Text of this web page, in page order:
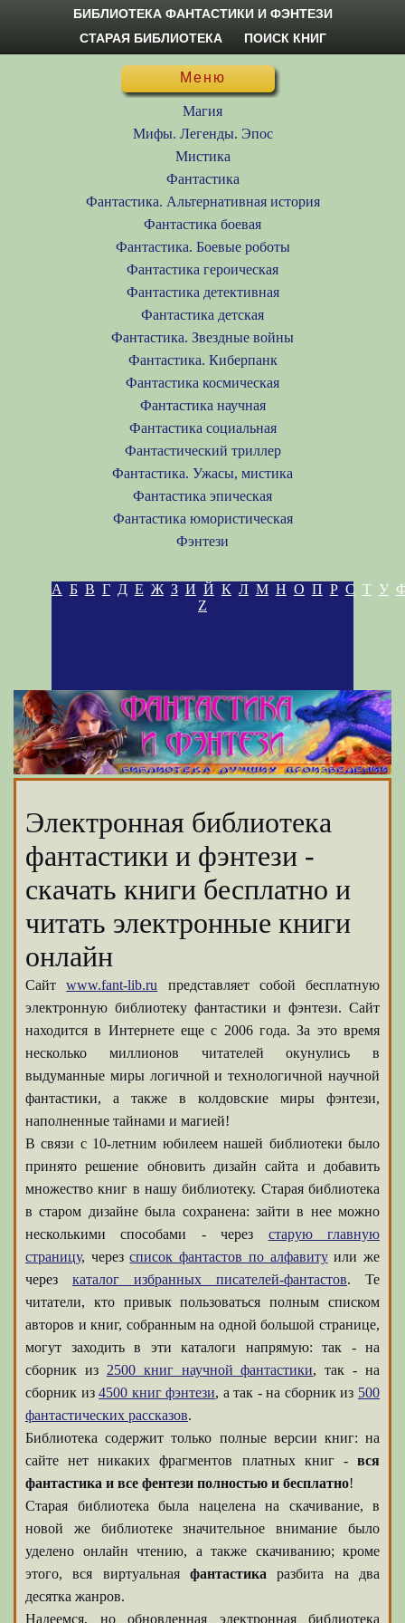
БИБЛИОТЕКА ФАНТАСТИКИ И ФЭНТЕЗИ
СТАРАЯ БИБЛИОТЕКА
ПОИСК КНИГ
Меню
Магия
Мифы. Легенды. Эпос
Мистика
Фантастика
Фантастика. Альтернативная история
Фантастика боевая
Фантастика. Боевые роботы
Фантастика героическая
Фантастика детективная
Фантастика детская
Фантастика. Звездные войны
Фантастика. Киберпанк
Фантастика космическая
Фантастика научная
Фантастика социальная
Фантастический триллер
Фантастика. Ужасы, мистика
Фантастика эпическая
Фантастика юмористическая
Фэнтези
А Б В Г Д Е Ж З И Й К Л М Н О П Р С Т У
Z
Электронная библиотека
фантастики и фэнтези -
скачать книги бесплатно и
читать электронные книги
онлайн
Сайтwww.fant-lib.ru представляет собой бесплатную
электронную библиотеку фантастики и фэнтези. Сайт
находится в Интернете еще с 2006 года. За это время
несколько миллионов читателей окунулись в
выдуманные миры логичной и технологичной научной
фантастики, а также в колдовские миры фэнтези,
наполненные тайнами и магией!
В связи с 10-летним юбилеем нашей библиотеки было
принято решение обновить дизайн сайта и добавить
множество книг в нашу библиотеку. Старая библиотека
в старом дизайне была сохранена: зайти в нее можно
несколькими способами - через старую главную
страницу, черезсписок фантастов по алфавитуили же
через каталог избранных писателей-фантастов. Те
читатели, кто привык пользоваться полным списком
авторов и книг, собранным на одной большой странице,
могут заходить в эти каталоги напрямую: так - на
сборник из 2500 книг научной фантастики, так - на
сборник из4500 книг фэнтези, а так - на сборник из 500
фантастических рассказов.
Библиотека содержит только полные версии книг: на
сайте нет никаких фрагментов платных книг - вся
фантастика и все фентези полностью и бесплатно!
Старая библиотека была нацелена на скачивание, в
новой же библиотеке значительное внимание было
уделено онлайн чтению, а также скачиванию; кроме
этого, вся виртуальная фантастика разбита на два
десятка жанров.
Надеемся, но обновленная электронная библиотека